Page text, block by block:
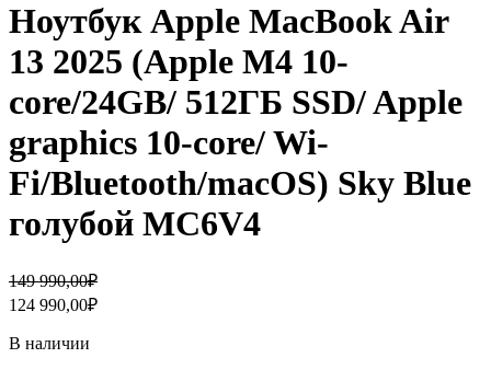
Ноутбук Apple MacBook Air
13 2025 (Apple M4 10-
core/24GB/ 512ГБ SSD/ Apple
graphics 10-core/ Wi-
Fi/Bluetooth/macOS) Sky Blue
голубой MC6V4
149 990,00₽
Первоначальная
цена
составляла
149
124 990,00₽
Текущая
цена:
124
990,00₽.
В наличии